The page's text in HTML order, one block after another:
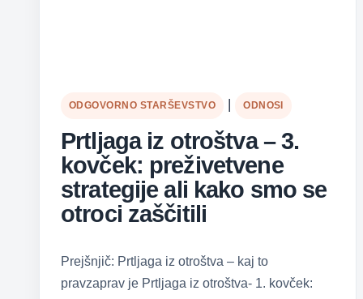
ODGOVORNO STARŠEVSTVO ODNOSI
Prtljaga iz otroštva – 3.
kovček: preživetvene
strategije ali kako smo se
otroci zaščitili
Prejšnjič: Prtljaga iz otroštva – kaj to
pravzaprav je Prtljaga iz otroštva- 1. kovček: